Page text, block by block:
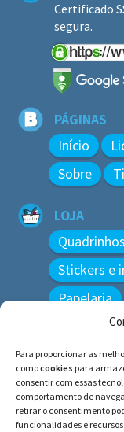
Para proporcionar as
comocookies para
consentir com essas
comportamento de
retirar o consentimento
funcionalidades e recursos.
Certificado
segura.
PÁGINAS
Início
Sobre
LOJA
Stickers e
Papelaria
Pesquisar
por: